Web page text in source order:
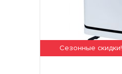
Сезонные скидки!